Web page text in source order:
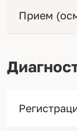
Прием